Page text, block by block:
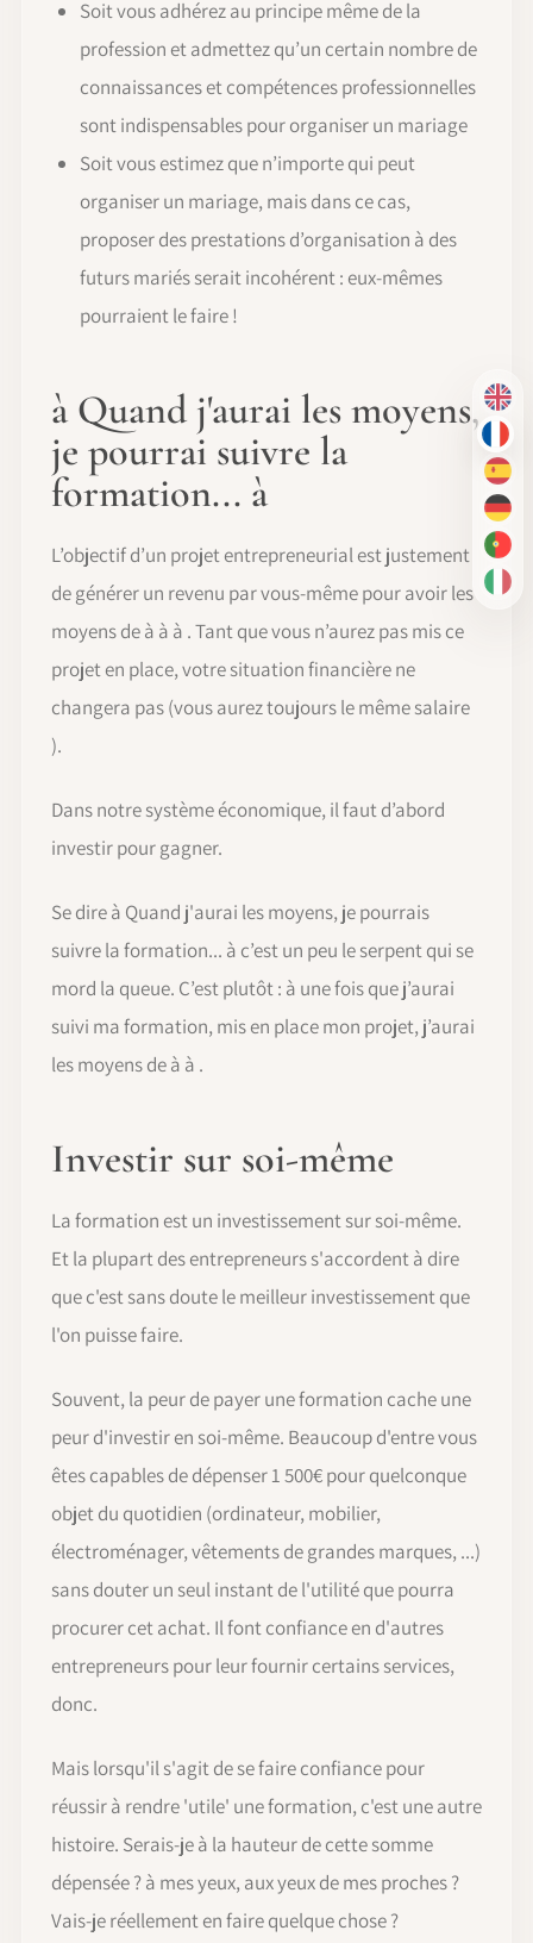
EN
FR
ES
DE
PT-
IT
Soit vous adhérez au principe même de la
profession et admettez qu’un certain nombre de
connaissances et compétences professionnelles
sont indispensables pour organiser un mariage
Soit vous estimez que n’importe qui peut
organiser un mariage, mais dans ce cas,
proposer des prestations d’organisation à des
futurs mariés serait incohérent : eux-mêmes
pourraient le faire !
à Quand j'aurai les moyens,
je pourrai suivre la
formation... à
L’objectif d’un projet entrepreneurial est justement
de générer un revenu par vous-même pour avoir les
moyens de à à à . Tant que vous n’aurez pas mis ce
projet en place, votre situation financière ne
changera pas (vous aurez toujours le même salaire
).
Dans notre système économique, il faut d’abord
investir pour gagner.
Se dire à Quand j'aurai les moyens, je pourrais
suivre la formation... à c’est un peu le serpent qui se
mord la queue. C’est plutôt : à une fois que j’aurai
suivi ma formation, mis en place mon projet, j’aurai
les moyens de à à .
Investir sur soi-même
La formation est un investissement sur soi-même.
Et la plupart des entrepreneurs s'accordent à dire
que c'est sans doute le meilleur investissement que
l'on puisse faire.
Souvent, la peur de payer une formation cache une
peur d'investir en soi-même. Beaucoup d'entre vous
êtes capables de dépenser 1 500€ pour quelconque
objet du quotidien (ordinateur, mobilier,
électroménager, vêtements de grandes marques, ...)
sans douter un seul instant de l'utilité que pourra
procurer cet achat. Il font confiance en d'autres
entrepreneurs pour leur fournir certains services,
donc.
Mais lorsqu'il s'agit de se faire confiance pour
réussir à rendre 'utile' une formation, c'est une autre
histoire. Serais-je à la hauteur de cette somme
dépensée ? à mes yeux, aux yeux de mes proches ?
Vais-je réellement en faire quelque chose ?